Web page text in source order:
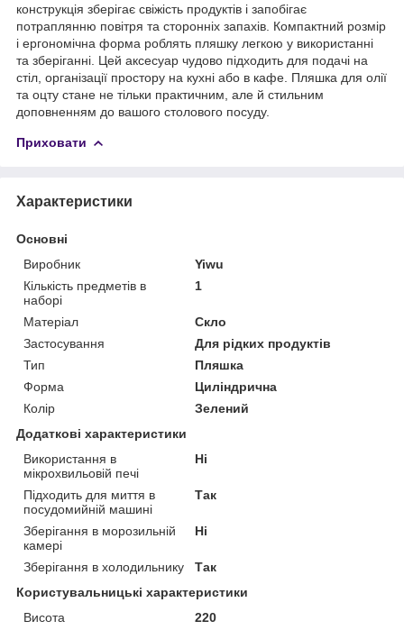
конструкція зберігає свіжість продуктів і запобігає
потраплянню повітря та сторонніх запахів. Компактний розмір
і ергономічна форма роблять пляшку легкою у використанні
та зберіганні. Цей аксесуар чудово підходить для подачі на
стіл, організації простору на кухні або в кафе. Пляшка для олії
та оцту стане не тільки практичним, але й стильним
доповненням до вашого столового посуду.
Приховати
Характеристики
Основні
Виробник
Yiwu
Кількість предметів в
наборі
1
Матеріал
Скло
Застосування
Для рідких продуктів
Тип
Пляшка
Форма
Циліндрична
Колір
Зелений
Додаткові характеристики
Використання в
мікрохвильовій печі
Ні
Підходить для миття в
посудомийній машині
Так
Зберігання в морозильній
камері
Ні
Зберігання в холодильнику
Так
Користувальницькі характеристики
Висота
220